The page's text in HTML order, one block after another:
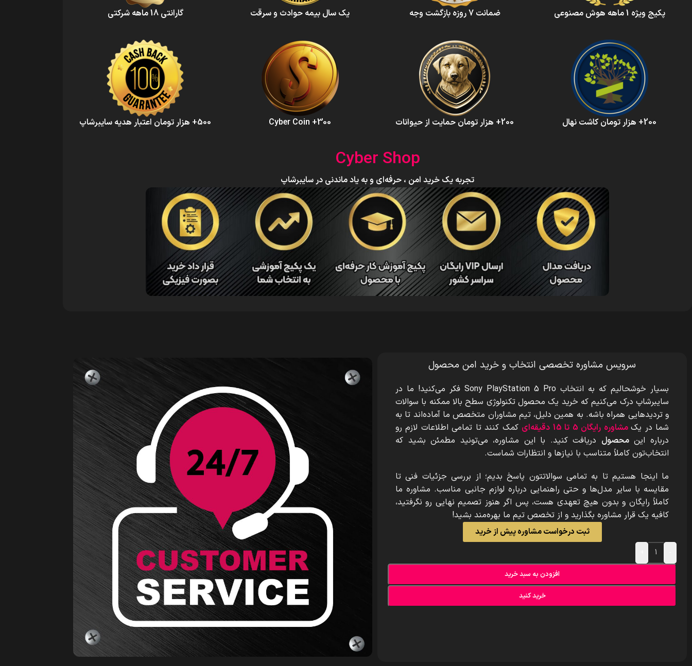
پکیج ویژه 1 ماهه هوش‌ مصنوعی‌ ضمانت 7 روزه بازگشت وجه یک سال بیمه حوادث و سرقت گارانتی 18 ماهه شرکتی
200+ هزار تومان کاشت نهال 200+ هزار تومان حمایت از حیوانات 300+ Cyber Coin 500+ هزار تومان اعتبار هدیه سایبرشاپ
Cyber Shop
تجربه یک خرید امن ، حرفه‌ای و به یاد ماندنی در سایبرشاپ
سرویس مشاوره تخصصی انتخاب و خرید امن محصول
بسیار خوشحالیم که به انتخاب Sony PlayStation 5 Pro
فکر می‌کنید! ما در
سایبرشاپ درک می‌کنیم که خرید یک محصول تکنولوژی سطح بالا ممکنه با سوالات
و تردیدهایی همراه باشه. به همین دلیل، تیم مشاوران متخصص ما آماده‌اند تا به
شما در یک مشاوره رایگان 5 تا 15 دقیقه‌ای
کمک کنند تا تمامی اطلاعات لازم رو
درباره اینمحصول دریافت کنید. با این مشاوره، می‌تونید مطمئن بشید که
انتخاب‌تون کاملاً متناسب با نیازها و انتظارات شماست.
ما اینجا هستیم تا به تمامی سوالاتتون پاسخ بدیم؛ از بررسی جزئیات فنی تا
مقایسه با سایر مدل‌ها و حتی راهنمایی درباره لوازم جانبی مناسب. مشاوره ما
کاملاً رایگان و بدون هیچ تعهدی هست، پس اگر هنوز تصمیم نهایی رو نگرفتید،
کافیه یک قرار مشاوره بگذارید و از تخصص تیم ما بهره‌مند بشید!
ثبت درخواست مشاوره پیش از خرید
افزودن به سبد خرید
خرید کنید